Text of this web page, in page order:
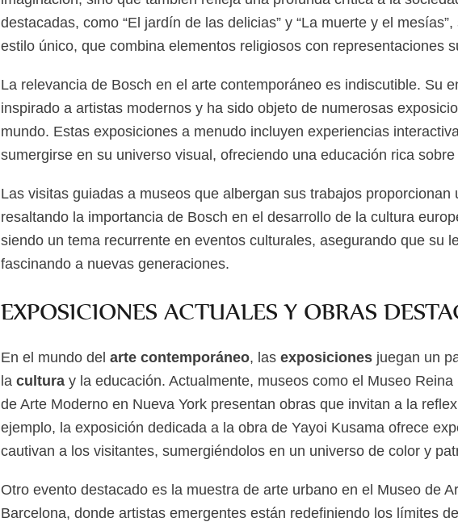
destacadas, como “El jardín de las delicias” y “La muerte y el
estilo único, que combina elementos religiosos con representaciones
La relevancia de Bosch en el arte contemporáneo es indiscutible. Su
inspirado a artistas modernos y ha sido objeto de numerosas
mundo. Estas exposiciones a menudo incluyen experiencias
sumergirse en su universo visual, ofreciendo una educación rica
Las visitas guiadas a museos que albergan sus trabajos proporcionan
resaltando la importancia de Bosch en el desarrollo de la cultura
siendo un tema recurrente en eventos culturales, asegurando que su
fascinando a nuevas generaciones.
EXPOSICIONES ACTUALES Y OBRAS
En el mundo del arte contemporáneo, las exposiciones juegan un
la cultura y la educación. Actualmente, museos como el Museo
de Arte Moderno en Nueva York presentan obras que invitan a la
ejemplo, la exposición dedicada a la obra de Yayoi Kusama ofrece
cautivan a los visitantes, sumergiéndolos en un universo de color y
Otro evento destacado es la muestra de arte urbano en el Museo de
Barcelona, donde artistas emergentes están redefiniendo los límites